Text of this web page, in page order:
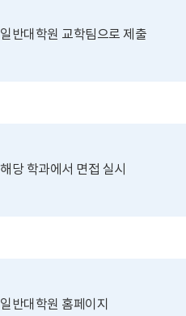
일반대학원 교학팀으로 제출
해당 학과에서 면접 실시
일반대학원 홈페이지